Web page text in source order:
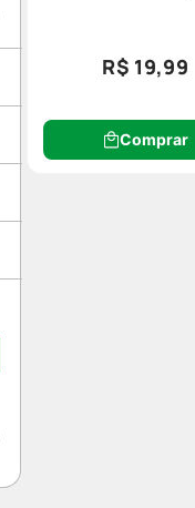
R$ 19,99
Comprar